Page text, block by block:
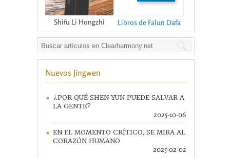
Shifu Li Hongzhi Libros de Falun Dafa
Nuevos Jingwen
¿POR QUÉ SHEN YUN PUEDE SALVAR A
LA GENTE?
2025-10-06
EN EL MOMENTO CRÍTICO, SE MIRA AL
CORAZÓN HUMANO
2025-02-02